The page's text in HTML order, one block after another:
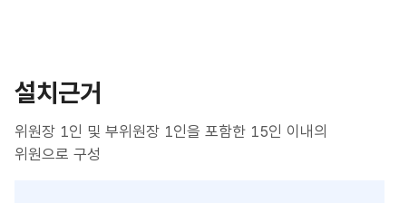
설치근거
위원장 1인 및 부위원장 1인을 포함한 15인 이내의
위원으로 구성